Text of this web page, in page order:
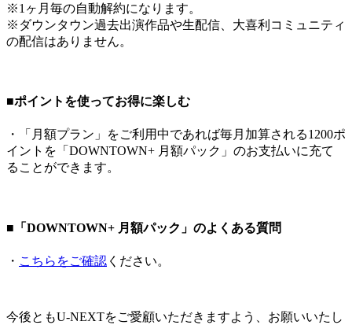
※1ヶ月毎の自動解約になります。
※ダウンタウン過去出演作品や生配信、大喜利コミュニティ
の配信はありません。
■ポイントを使ってお得に楽しむ
・「月額プラン」をご利用中であれば毎月加算される1200ポ
イントを「DOWNTOWN+ 月額パック」のお支払いに充て
ることができます。
■「DOWNTOWN+ 月額パック」のよくある質問
・ こちらをご確認 ください。
今後ともU-NEXTをご愛顧いただきますよう、お願いいたし